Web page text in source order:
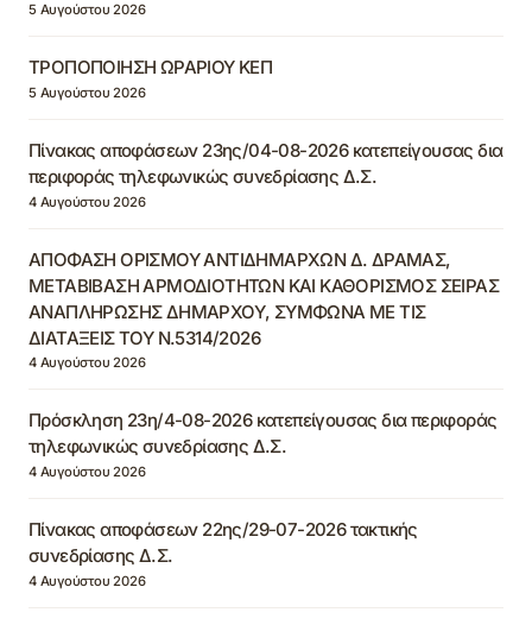
5 Αυγούστου 2026
ΤΡΟΠΟΠΟΙΗΣΗ ΩΡΑΡΙΟΥ ΚΕΠ
5 Αυγούστου 2026
Πίνακας αποφάσεων 23ης/04-08-2026 κατεπείγουσας δια
περιφοράς τηλεφωνικώς συνεδρίασης Δ.Σ.
4 Αυγούστου 2026
ΑΠΟΦΑΣΗ ΟΡΙΣΜΟΥ ΑΝΤΙΔΗΜΑΡΧΩΝ Δ. ΔΡΑΜΑΣ,
ΜΕΤΑΒΙΒΑΣΗ ΑΡΜΟΔΙΟΤΗΤΩΝ ΚΑΙ ΚΑΘΟΡΙΣΜΟΣ ΣΕΙΡΑΣ
ΑΝΑΠΛΗΡΩΣΗΣ ΔΗΜΑΡΧΟΥ, ΣΥΜΦΩΝΑ ΜΕ ΤΙΣ
ΔΙΑΤΑΞΕΙΣ ΤΟΥ Ν.5314/2026
4 Αυγούστου 2026
Πρόσκληση 23η/4-08-2026 κατεπείγουσας δια περιφοράς
τηλεφωνικώς συνεδρίασης Δ.Σ.
4 Αυγούστου 2026
Πίνακας αποφάσεων 22ης/29-07-2026 τακτικής
συνεδρίασης Δ.Σ.
4 Αυγούστου 2026